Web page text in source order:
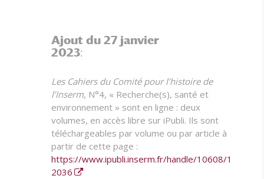
Ajout du 27 janvier
2023:
Les Cahiers du Comité pour l’histoire de
l’Inserm, N°4, « Recherche(s), santé et
environnement » sont en ligne : deux
volumes, en accès libre sur iPubli. Ils sont
téléchargeables par volume ou par article à
partir de cette page :
https://www.ipubli.inserm.fr/handle/10608/1
2036